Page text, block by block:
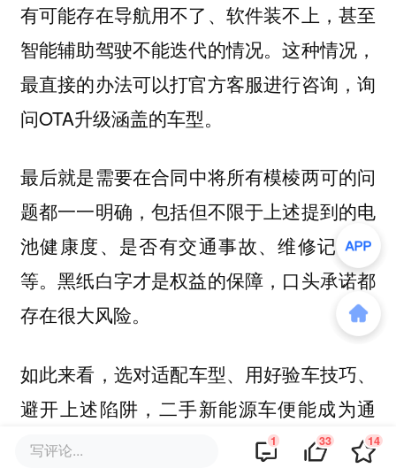
有可能存在导航用不了、软件装不上，甚至
智能辅助驾驶不能迭代的情况。这种情况，
最直接的办法可以打官方客服进行咨询，询
问OTA升级涵盖的车型。
最后就是需要在合同中将所有模棱两可的问
题都一一明确 ，包括但不限于上述提到的电
池健康度、是否有交通事故、维修记录等
等。黑纸白字才是权益的保障，口头承诺都
存在很大风险。
如此来看， 选对适配车型、用好验车技巧、
避开上述陷阱，二手新能源车便能成为通
勤、代步的好帮手。
尤其是对预算有限又追
写评论... 1 33 14